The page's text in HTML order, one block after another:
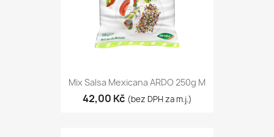
Mix Salsa Mexicana ARDO 250g M
42,00 Kč (bez DPH za m.j.)